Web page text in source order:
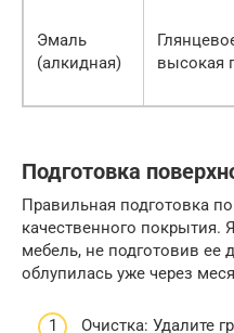
Эмаль
(алкидная)
высокая
Подготовка
Правильная подготовка
качественного
мебель, не подготовив
облупилась уже через
Очистка: Удалите